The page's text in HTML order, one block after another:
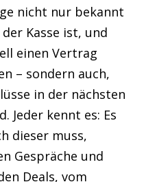
nicht nur bekannt
Kasse ist, und
einen Vertrag
– sondern auch,
in der nächsten
Jeder kennt es: Es
dieser muss,
Gespräche und
Deals, vom